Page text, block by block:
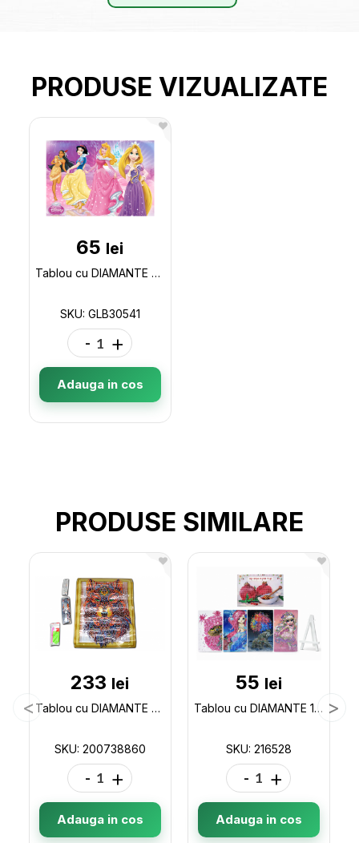
PRODUSE VIZUALIZATE
65 lei
Tablou cu DIAMANTE 20x30 Printesele Disney (fara sasiu) GLB30541
SKU: GLB30541
- +
Adauga in cos
PRODUSE SIMILARE
233 lei
Tablou cu DIAMANTE 5D (lup) 028 200738860
SKU: 200738860
- +
Adauga in cos
55 lei
Tablou cu DIAMANTE 15*20cm (ML19-5/25-6) trepied 216528
SKU: 216528
- +
Adauga in cos